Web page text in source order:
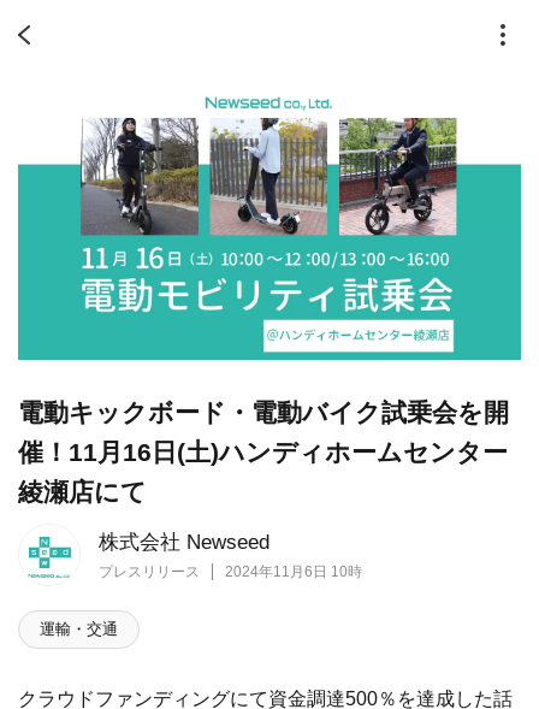
株式会社 Newseed
プレスリリース 2024年11月6日 10時
電動キックボード・電動バイク試乗会を開
催！11月16日(土)ハンディホームセンター
綾瀬店にて
運輸・交通
クラウドファンディングにて資金調達500％を達成した話